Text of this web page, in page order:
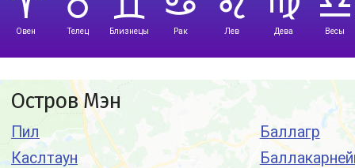
Овен Телец Близнецы Рак Лев Дева Весы
Остров Мэн
Пил
Каслтаун
Баллагр